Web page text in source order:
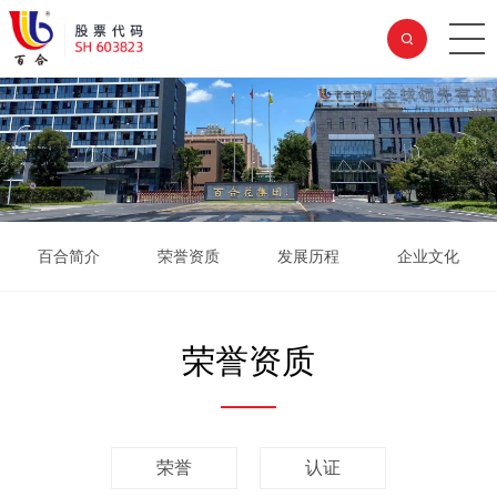
百合简介 荣誉资质 发展历程 企业文化
荣誉资质
荣誉 认证